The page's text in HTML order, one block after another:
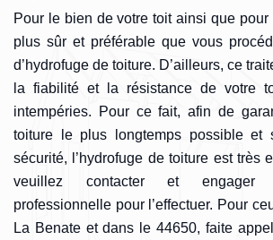
Pour le bien de votre toit ainsi que
plus sûr et préférable que vous
d’hydrofuge de toiture. D’ailleurs, ce
la fiabilité et la résistance de votre
intempéries. Pour ce fait, afin de
toiture le plus longtemps possible et
sécurité, l’hydrofuge de toiture est très
veuillez contacter et engager
professionnelle pour l’effectuer. Pour
La Benate et dans le 44650, faite